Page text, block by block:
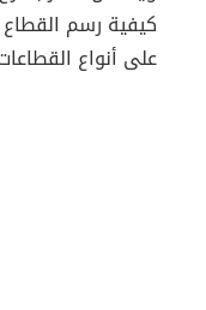
كيفية رسم
على أنواع